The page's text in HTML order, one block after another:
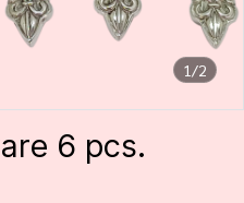
1/2
6 pcs.